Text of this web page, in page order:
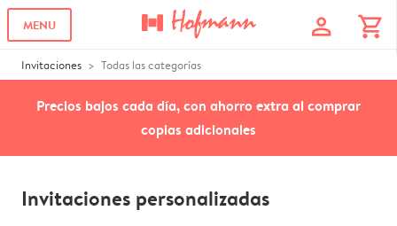
MENU profile shopping_cart
Invitaciones Todas las categorías
Precios bajos cada día, con ahorro extra al comprar
copias adicionales
Invitaciones personalizadas